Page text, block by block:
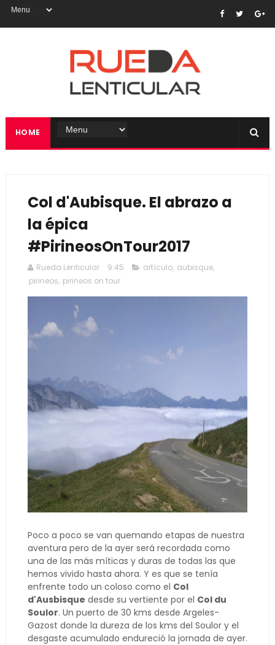
HOME
Col d'Aubisque. El abrazo a
la épica
#PirineosOnTour2017
Rueda Lenticular 9:45 artículo, aubisque,
pirineos, pirineos on tour
Poco a poco se van quemando etapas de nuestra
aventura pero de la ayer será recordada como
una de las más míticas y duras de todas las que
hemos vivido hasta ahora. Y es que se tenía
enfrente todo un coloso como el Col
d'Ausbisque desde su vertiente por el Col du
Soulor. Un puerto de 30 kms desde Argeles-
Gazost donde la dureza de los kms del Soulor y el
desgaste acumulado endureció la jornada de ayer.